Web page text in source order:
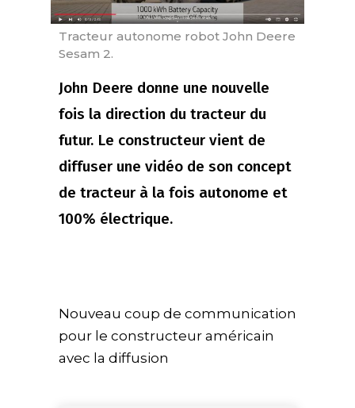
Tracteur autonome robot John Deere
Sesam 2.
John Deere donne une nouvelle
fois la direction du tracteur du
futur. Le constructeur vient de
diffuser une vidéo de son concept
de tracteur à la fois autonome et
100% électrique.
Nouveau coup de communication
pour le constructeur américain
avec la diffusion